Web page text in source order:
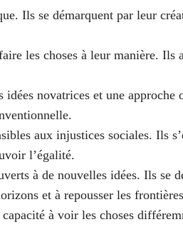
Ils se démarquent par leur
les choses à leur manière.
novatrices et une
aux injustices sociales. Ils
l’égalité.
à de nouvelles idées. Ils
et à repousser les
à voir les choses